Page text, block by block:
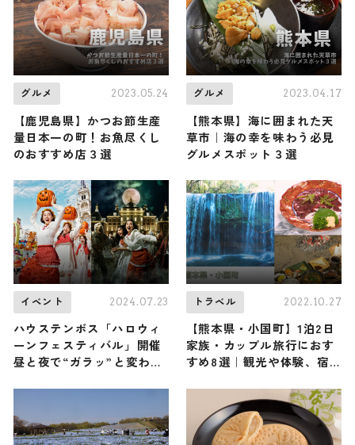
グルメ 2023.05.24
【鹿児島県】かつお節生産
量日本一の町！お魚尽くし
のおすすめ店３選
グルメ 2023.04.17
【熊本県】海に囲まれた天
草市｜海の幸を味わう必見
グルメスポット３選
イベント 2024.07.23
ハウステンボス「ハロウィ
ーンフェスティバル」開催
昼と夜で“ガラッ”と変わる
トラベル 2022.10.27
【熊本県・小国町】1泊2日
家族・カップル旅行におす
すめ8選｜観光や体験、宿